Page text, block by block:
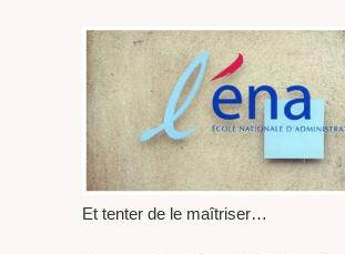
Et tenter de le maîtriser…